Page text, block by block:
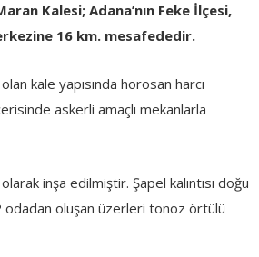
Kalesi; Adana’nın Feke İlçesi,
16 km. mesafededir.
kale yapısında horosan harcı
askerli amaçlı mekanlarla
olarak inşa edilmiştir. Şapel kalıntısı doğu
odadan oluşan üzerleri tonoz örtülü